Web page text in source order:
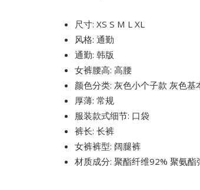
quantity
尺寸: XS S M L XL
风格: 通勤
通勤: 韩版
女裤腰高: 高腰
颜色分类: 灰色小个子款 灰色
厚薄: 常规
服装款式细节: 口袋
裤长: 长裤
女裤裤型: 阔腿裤
材质成分: 聚酯纤维92% 聚氨酯